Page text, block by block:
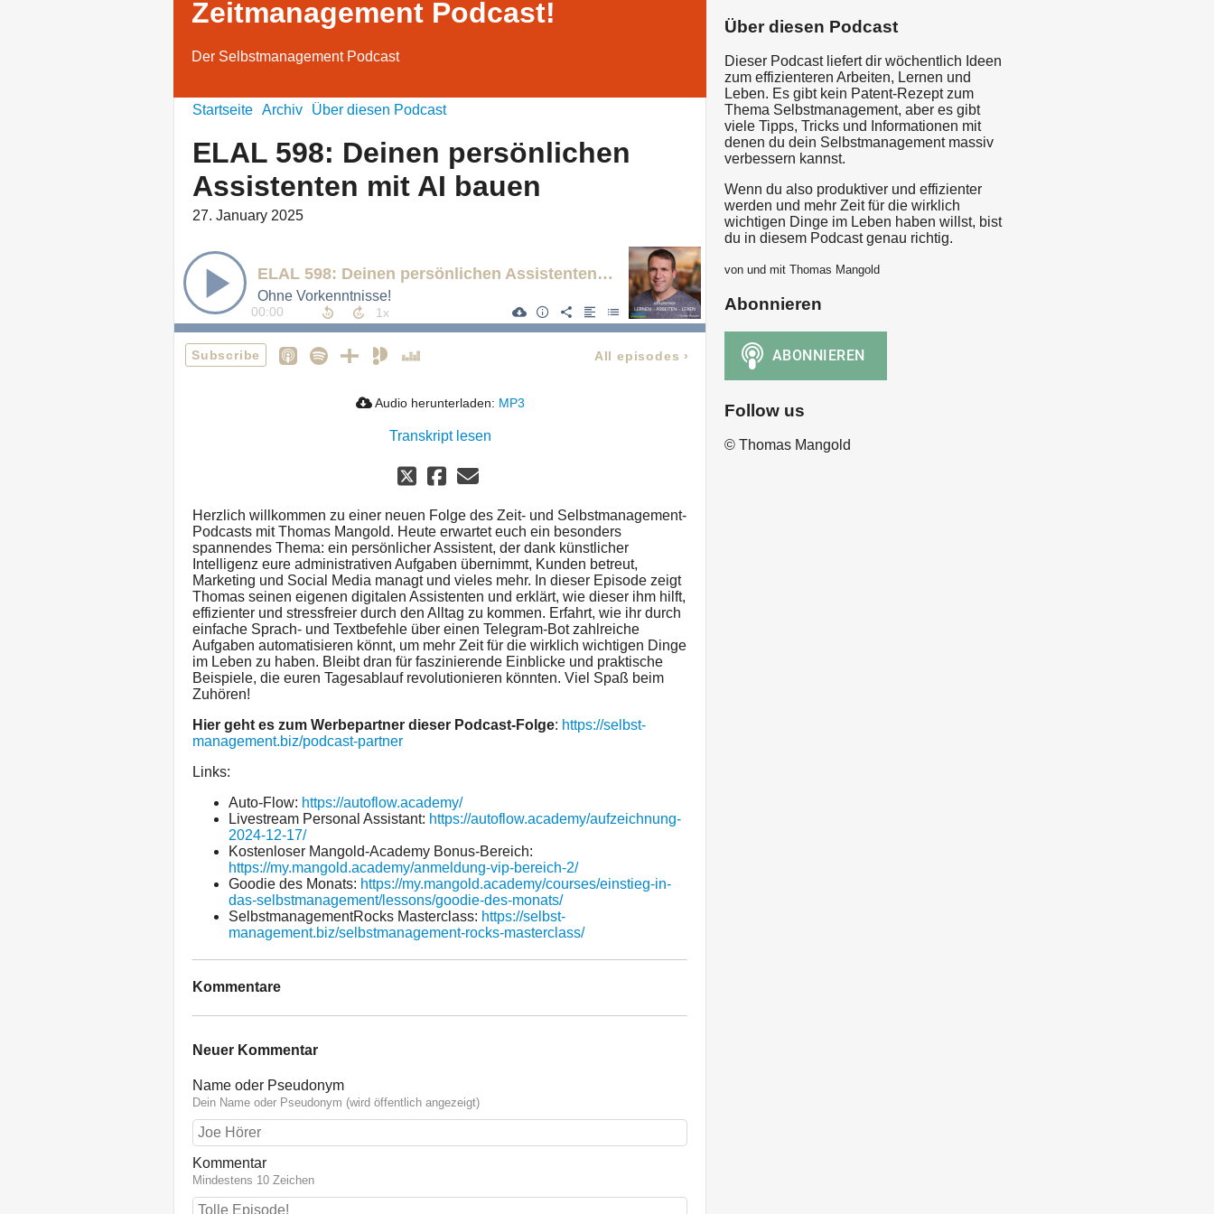
Zeitmanagement Podcast!
Der Selbstmanagement Podcast
Startseite Archiv Über diesen Podcast
ELAL 598: Deinen persönlichen
Assistenten mit AI bauen
27. January 2025
ELAL 598: Deinen persönlichen Assistenten mit AI bauen
Ohne Vorkenntnisse!
00:00
Subscribe All episodes ›
Audio herunterladen: MP3
Transkript lesen
Herzlich willkommen zu einer neuen Folge des Zeit- und Selbstmanagement-
Podcasts mit Thomas Mangold. Heute erwartet euch ein besonders
spannendes Thema: ein persönlicher Assistent, der dank künstlicher
Intelligenz eure administrativen Aufgaben übernimmt, Kunden betreut,
Marketing und Social Media managt und vieles mehr. In dieser Episode zeigt
Thomas seinen eigenen digitalen Assistenten und erklärt, wie dieser ihm hilft,
effizienter und stressfreier durch den Alltag zu kommen. Erfahrt, wie ihr durch
einfache Sprach- und Textbefehle über einen Telegram-Bot zahlreiche
Aufgaben automatisieren könnt, um mehr Zeit für die wirklich wichtigen Dinge
im Leben zu haben. Bleibt dran für faszinierende Einblicke und praktische
Beispiele, die euren Tagesablauf revolutionieren könnten. Viel Spaß beim
Zuhören!
Hier geht es zum Werbepartner dieser Podcast-Folge: https://selbst-
management.biz/podcast-partner
Links:
Auto-Flow: https://autoflow.academy/
Livestream Personal Assistant: https://autoflow.academy/aufzeichnung-
2024-12-17/
Kostenloser Mangold-Academy Bonus-Bereich:
https://my.mangold.academy/anmeldung-vip-bereich-2/
Goodie des Monats: https://my.mangold.academy/courses/einstieg-in-
das-selbstmanagement/lessons/goodie-des-monats/
SelbstmanagementRocks Masterclass: https://selbst-
management.biz/selbstmanagement-rocks-masterclass/
Kommentare
Neuer Kommentar
Name oder Pseudonym
Dein Name oder Pseudonym (wird öffentlich angezeigt)
Kommentar
Mindestens 10 Zeichen
Über diesen Podcast
Dieser Podcast liefert dir wöchentlich Ideen
zum effizienteren Arbeiten, Lernen und
Leben. Es gibt kein Patent-Rezept zum
Thema Selbstmanagement, aber es gibt
viele Tipps, Tricks und Informationen mit
denen du dein Selbstmanagement massiv
verbessern kannst.
Wenn du also produktiver und effizienter
werden und mehr Zeit für die wirklich
wichtigen Dinge im Leben haben willst, bist
du in diesem Podcast genau richtig.
von und mit Thomas Mangold
Abonnieren
Follow us
© Thomas Mangold